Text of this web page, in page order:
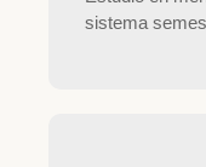
sistema